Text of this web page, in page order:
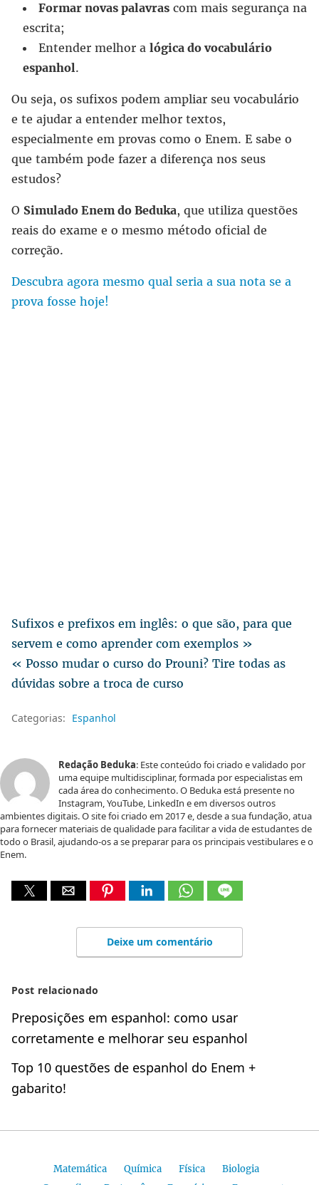
Formar novas palavras com mais segurança na
escrita;
Entender melhor a lógica do vocabulário
espanhol.
Ou seja, os sufixos podem ampliar seu vocabulário
e te ajudar a entender melhor textos,
especialmente em provas como o Enem. E sabe o
que também pode fazer a diferença nos seus
estudos?
O Simulado Enem do Beduka, que utiliza questões
reais do exame e o mesmo método oficial de
correção.
Descubra agora mesmo qual seria a sua nota se a
prova fosse hoje!
Sufixos e prefixos em inglês: o que são, para que
servem e como aprender com exemplos »
« Posso mudar o curso do Prouni? Tire todas as
dúvidas sobre a troca de curso
Categorias: Espanhol
Redação Beduka: Este conteúdo foi criado e validado por
uma equipe multidisciplinar, formada por especialistas em
cada área do conhecimento. O Beduka está presente no
Instagram, YouTube, LinkedIn e em diversos outros
ambientes digitais. O site foi criado em 2017 e, desde a sua fundação, atua
para fornecer materiais de qualidade para facilitar a vida de estudantes de
todo o Brasil, ajudando-os a se preparar para os principais vestibulares e o
Enem.
Deixe um comentário
Post relacionado
Preposições em espanhol: como usar
corretamente e melhorar seu espanhol
Top 10 questões de espanhol do Enem +
gabarito!
Matemática Química Física
Biologia